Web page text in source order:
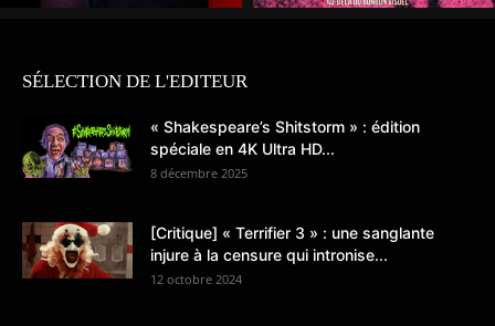
SÉLECTION DE L'EDITEUR
« Shakespeare’s Shitstorm » : édition
spéciale en 4K Ultra HD...
8 décembre 2025
[Critique] « Terrifier 3 » : une sanglante
injure à la censure qui intronise...
12 octobre 2024